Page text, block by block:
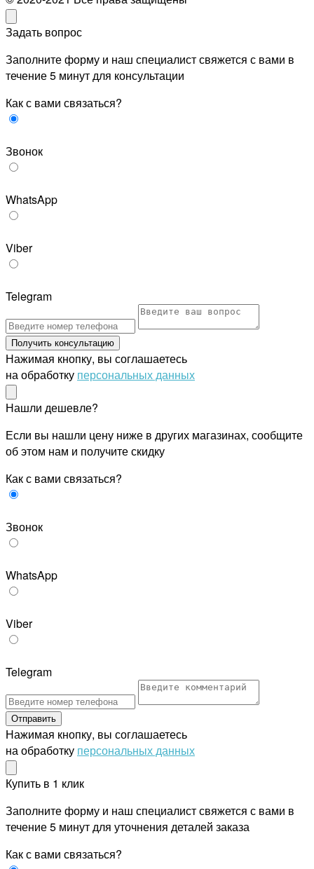
Задать вопрос
Заполните форму и наш специалист свяжется с вами в
течение 5 минут для консультации
Как с вами связаться?
Звонок
WhatsApp
Viber
Telegram
Получить консультацию
Нажимая кнопку, вы соглашаетесь
на обработку персональных данных
Нашли дешевле?
Если вы нашли цену ниже в других магазинах, сообщите
об этом нам и получите скидку
Как с вами связаться?
Звонок
WhatsApp
Viber
Telegram
Отправить
Нажимая кнопку, вы соглашаетесь
на обработку персональных данных
Купить в 1 клик
Заполните форму и наш специалист свяжется с вами в
течение 5 минут для уточнения деталей заказа
Как с вами связаться?